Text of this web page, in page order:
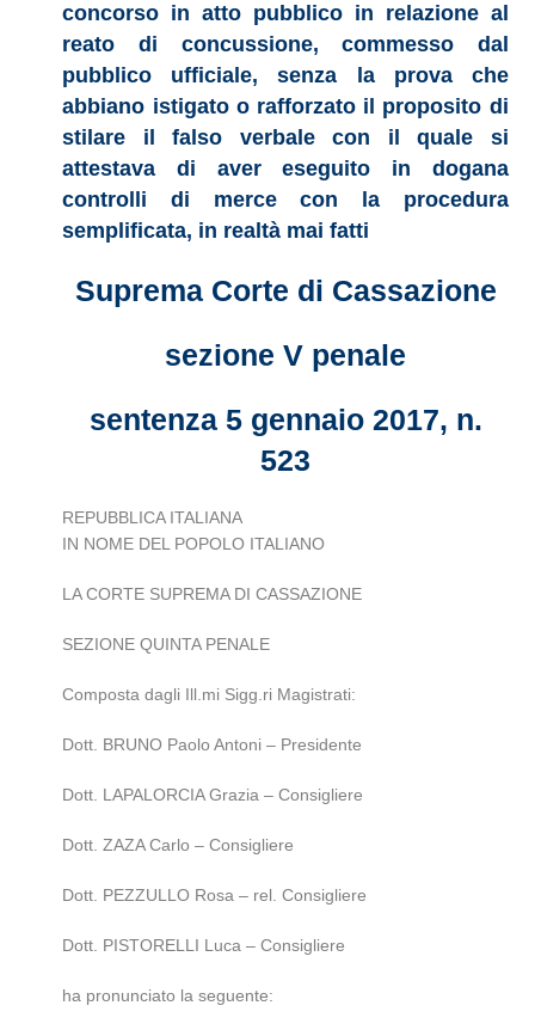
concorso in atto pubblico in relazione al
reato di concussione, commesso dal
pubblico ufficiale, senza la prova che
abbiano istigato o rafforzato il proposito di
stilare il falso verbale con il quale si
attestava di aver eseguito in dogana
controlli di merce con la procedura
semplificata, in realtà mai fatti
Suprema Corte di Cassazione
sezione V penale
sentenza 5 gennaio 2017, n.
523
REPUBBLICA ITALIANA
IN NOME DEL POPOLO ITALIANO
LA CORTE SUPREMA DI CASSAZIONE
SEZIONE QUINTA PENALE
Composta dagli Ill.mi Sigg.ri Magistrati:
Dott. BRUNO Paolo Antoni – Presidente
Dott. LAPALORCIA Grazia – Consigliere
Dott. ZAZA Carlo – Consigliere
Dott. PEZZULLO Rosa – rel. Consigliere
Dott. PISTORELLI Luca – Consigliere
ha pronunciato la seguente: